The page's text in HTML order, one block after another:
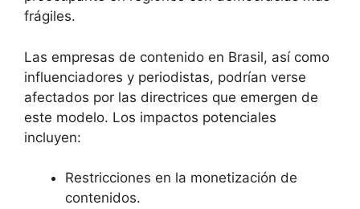
frágiles.
Las empresas de contenido en Brasil, así como
influenciadores y periodistas, podrían verse
afectados por las directrices que emergen de
este modelo. Los impactos potenciales
incluyen:
Restricciones en la monetización de
contenidos.